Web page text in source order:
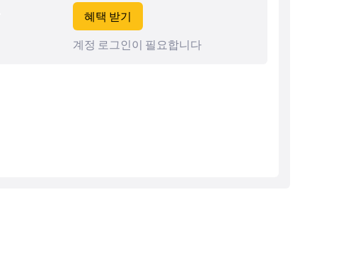
혜택 받기
계정 로그인이 필요합니다